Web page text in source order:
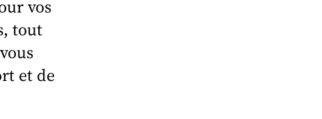
vos
tout
et de